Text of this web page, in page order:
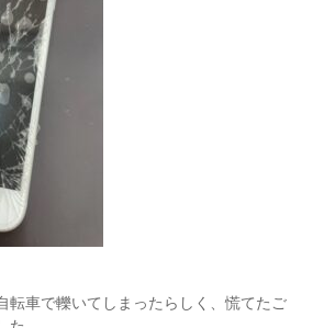
転車で轢いてしまったらしく、慌てたご